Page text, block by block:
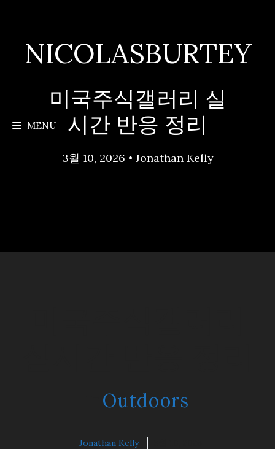
contentNICOLASBURTEY
MENU
미국주식갤러리 실
시간 반응 정리
3월 10, 2026 • Jonathan Kelly
Outdoors
Jonathan Kelly